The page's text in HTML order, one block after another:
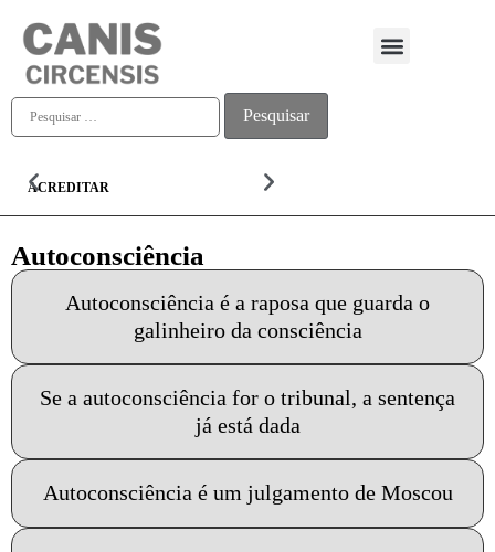
ACREDITAR
Autoconsciência
Autoconsciência é a raposa que guarda o
galinheiro da consciência
Se a autoconsciência for o tribunal, a sentença
já está dada
Autoconsciência é um julgamento de Moscou